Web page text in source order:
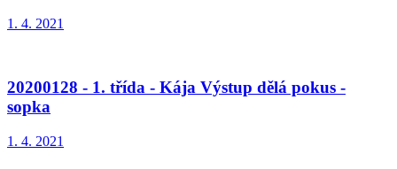
1. 4. 2021
20200128 - 1. třída - Kája Výstup dělá pokus -
sopka
1. 4. 2021